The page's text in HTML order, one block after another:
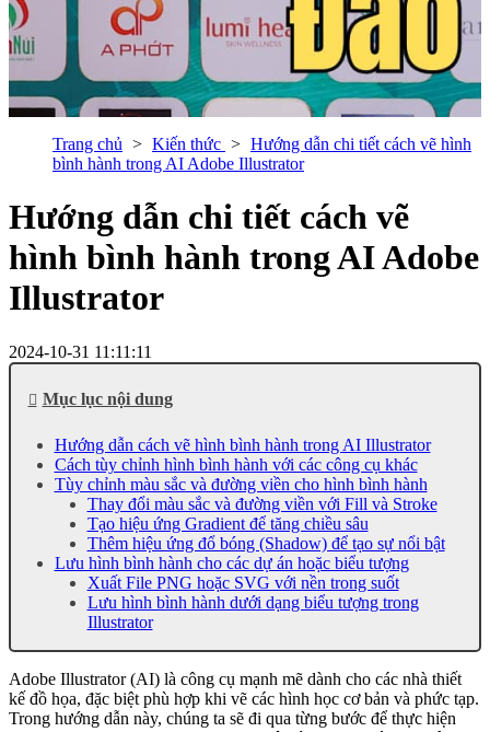
Trang chủ Kiến thức
Hướng dẫn chi tiết cách vẽ hình
bình hành trong AI Adobe Illustrator
Hướng dẫn chi tiết cách vẽ
hình bình hành trong AI Adobe
Illustrator
2024-10-31 11:11:11
Mục lục nội dung
Hướng dẫn cách vẽ hình bình hành trong AI Illustrator
Cách tùy chỉnh hình bình hành với các công cụ khác
Tùy chỉnh màu sắc và đường viền cho hình bình hành
Thay đổi màu sắc và đường viền với Fill và Stroke
Tạo hiệu ứng Gradient để tăng chiều sâu
Thêm hiệu ứng đổ bóng (Shadow) để tạo sự nổi bật
Lưu hình bình hành cho các dự án hoặc biểu tượng
Xuất File PNG hoặc SVG với nền trong suốt
Lưu hình bình hành dưới dạng biểu tượng trong
Illustrator
Adobe Illustrator (AI) là công cụ mạnh mẽ dành cho các nhà thiết
kế đồ họa, đặc biệt phù hợp khi vẽ các hình học cơ bản và phức tạp.
Trong hướng dẫn này, chúng ta sẽ đi qua từng bước để thực hiện